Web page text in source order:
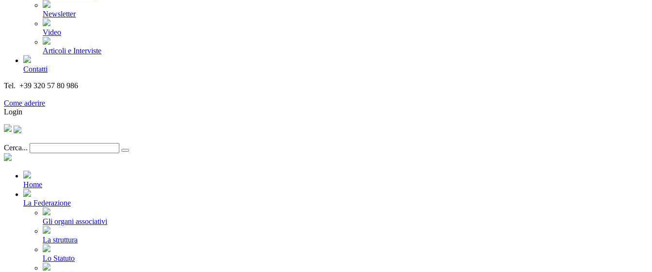
Newsletter
Video
Articoli e Interviste
Contatti
Tel. +39 320 57 80 986
Come aderire
Login
Cerca...
Home
La Federazione
Gli organi associativi
La struttura
Lo Statuto